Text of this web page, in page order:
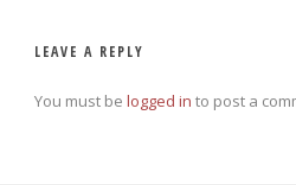
LEAVE A REPLY
You must be logged in to post a